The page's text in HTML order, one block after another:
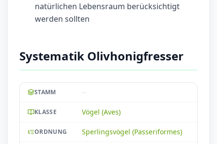
natürlichen Lebensraum berücksichtigt
werden sollten
Systematik Olivhonigfresser
STAMM --
KLASSE Vögel (Aves)
ORDNUNG Sperlingsvögel (Passeriformes)